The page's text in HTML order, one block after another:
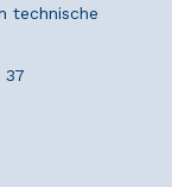
technische
37